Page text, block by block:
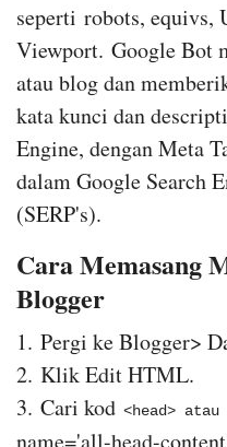
seperti robots, equivs,
Viewport. Google Bot
atau blog dan
kata kunci dan
Engine, dengan Meta
dalam Google Search
(SERP's).
Cara Memasang
Blogger
1. Pergi ke Blogger>
2. Klik Edit HTML.
3. Cari kod <head> atau